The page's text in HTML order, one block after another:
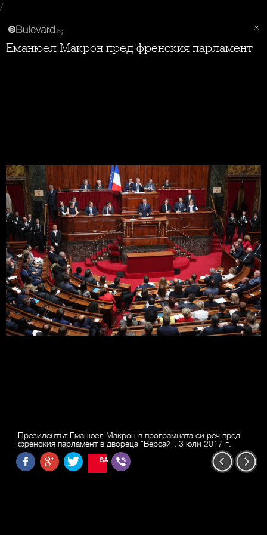
/
Еманюел Макрон пред френския парламент
Президентът Еманюел Макрон в програмната си реч пред
френския парламент в двореца "Версай", 3 юли 2017 г.
SAVE